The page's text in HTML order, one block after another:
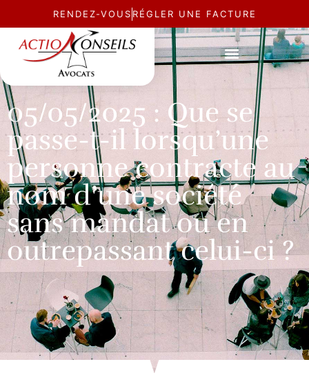
RENDEZ-VOUS RÉGLER UNE FACTURE
ACTUALITÉ
05/05/2025 : Que se
passe-t-il lorsqu’une
personne contracte au
nom d’une société
sans mandat ou en
outrepassant celui-ci ?